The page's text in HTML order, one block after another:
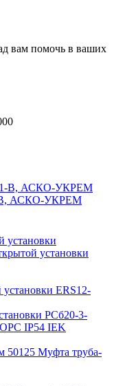
вам помочь в ваших
B, АСКО-УКРЕМ
установки
РСб20-3-
IP54 IEK
Муфта труба-